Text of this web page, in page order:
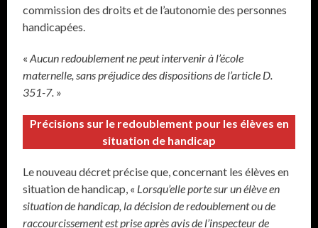
commission des droits et de l’autonomie des personnes
handicapées.
«Aucun redoublement ne peut intervenir à l’école
maternelle, sans préjudice des dispositions de l’article D.
351-7. »
Précisions sur le redoublement pour les élèves en
situation de handicap
Le nouveau décret précise que, concernant les élèves en
situation de handicap, « Lorsqu’elle porte sur un élève en
situation de handicap, la décision de redoublement ou de
raccourcissement est prise après avis de l’inspecteur de